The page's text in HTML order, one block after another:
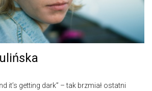
it’s getting dark” – tak brzmiał ostatni